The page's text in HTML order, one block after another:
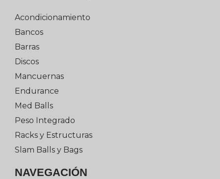
Acondicionamiento
Bancos
Barras
Discos
Mancuernas
Endurance
Med Balls
Peso Integrado
Racks y Estructuras
Slam Balls y Bags
NAVEGACIÓN